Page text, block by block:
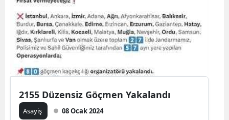
2155 Düzensiz Göçmen Yakalandı
Asayiş 08 Ocak 2024